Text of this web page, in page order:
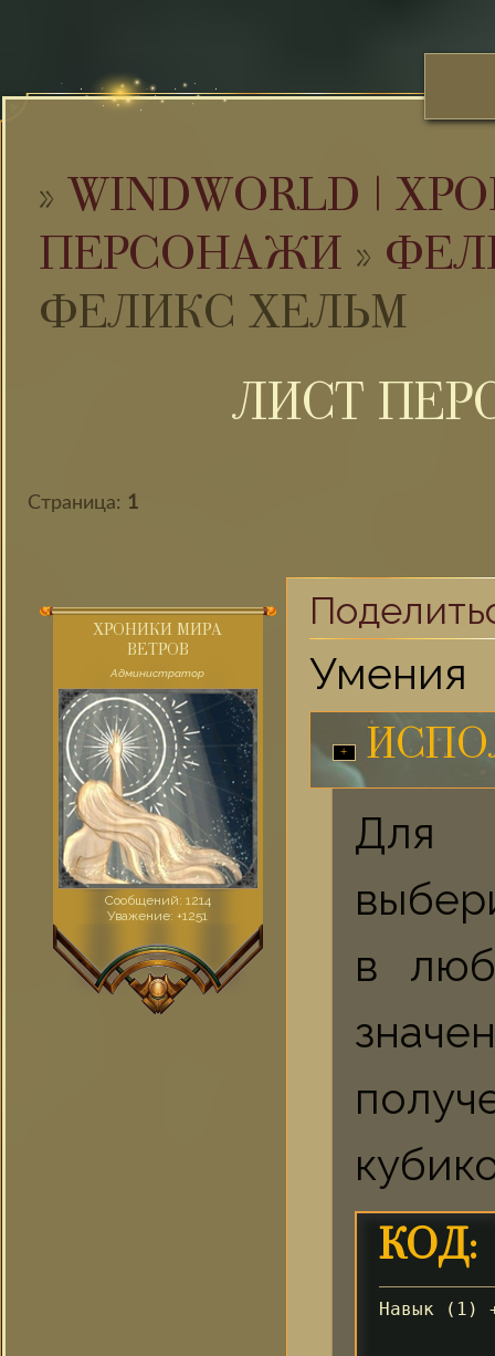
» WINDWORLD |
ПЕРСОНАЖИ »
ФЕЛИКС ХЕЛЬМ
ЛИСТ
Страница: 1
ХРОНИКИ МИРА
ВЕТРОВ
Администратор
Сообщений: 1214
Уважение: +1251
Умения
Для
в
КОД:
Навык (1)